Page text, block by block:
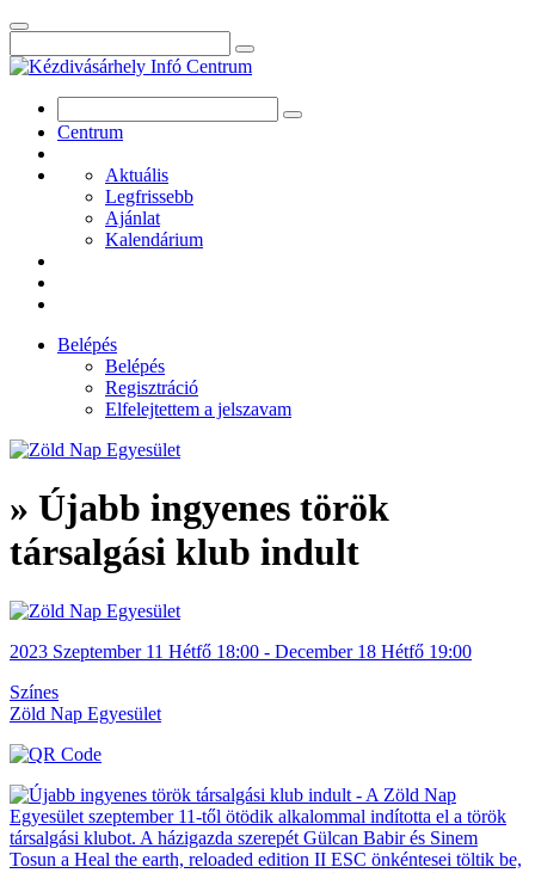
Centrum
Aktuális
Legfrissebb
Ajánlat
Kalendárium
Belépés
Belépés
Regisztráció
Elfelejtettem a jelszavam
» Újabb ingyenes török
társalgási klub indult
2023 Szeptember 11 Hétfő 18:00 - December 18 Hétfő 19:00
Színes
Zöld Nap Egyesület